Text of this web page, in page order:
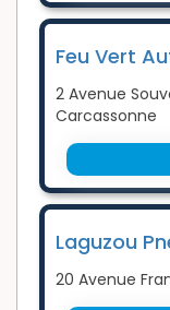
Feu Vert
2 Avenue
Carcassonne
Laguzou
20 Avenue